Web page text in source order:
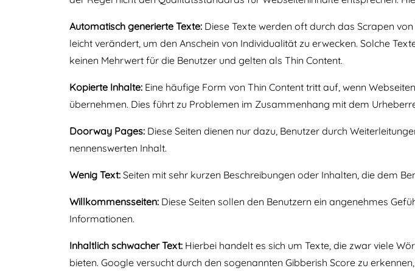
Automatisch generierte Texte: Diese Texte werden oft durch das Scrapen
leicht verändert, um den Anschein von Individualität zu erwecken. Solche
keinen Mehrwert für die Benutzer und gelten als Thin Content.
Kopierte Inhalte: Eine häufige Form von Thin Content tritt auf, wenn
übernehmen. Dies führt zu Problemen im Zusammenhang mit dem
Doorway Pages: Diese Seiten dienen nur dazu, Benutzer durch
nennenswerten Inhalt.
Wenig Text: Seiten mit sehr kurzen Beschreibungen oder Inhalten, die dem
Willkommensseiten: Diese Seiten sollen den Benutzern ein angenehmes
Informationen.
Inhaltlich schwacher Text: Hierbei handelt es sich um Texte, die zwar viele
bieten. Google versucht durch den sogenannten Gibberish Score zu